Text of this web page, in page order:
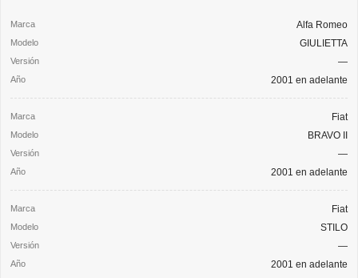
Alfa Romeo
GIULIETTA
—
2001 en adelante
Fiat
BRAVO II
—
2001 en adelante
Fiat
STILO
—
2001 en adelante